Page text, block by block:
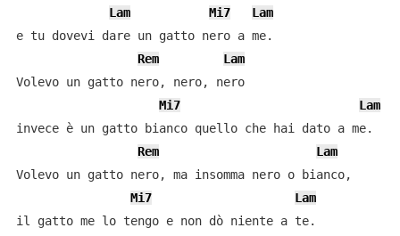
Lam
Mi7
Lam
e tu dovevi dare un gatto nero a me.
Rem
Lam
Volevo un gatto nero, nero, nero
Mi7
Lam
invece è un gatto bianco quello che hai dato a me.
Rem
Lam
Volevo un gatto nero, ma insomma nero o bianco,
Mi7
Lam
il gatto me lo tengo e non dò niente a te.